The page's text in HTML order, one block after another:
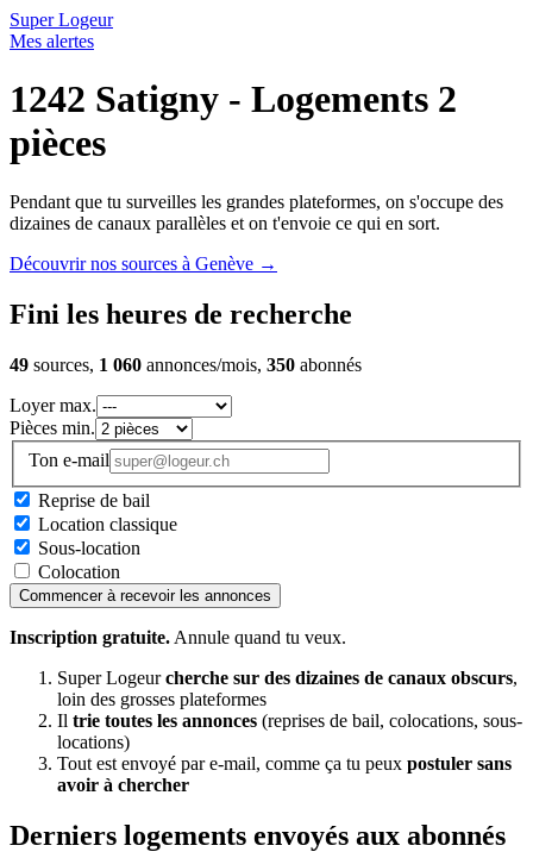
Super Logeur
Mes alertes
1242 Satigny - Logements 2
pièces
Pendant que tu surveilles les grandes plateformes, on s'occupe des
dizaines de canaux parallèles et on t'envoie ce qui en sort.
Découvrir nos sources à Genève →
Fini les heures de recherche
49 sources, 1 060 annonces/mois, 350 abonnés
Loyer max.
Pièces min.
Ton e-mail
Reprise de bail
Location classique
Sous-location
Colocation
Commencer à recevoir les annonces
Inscription gratuite. Annule quand tu veux.
Super Logeurcherche sur des dizaines de canaux obscurs,
loin des grosses plateformes
Il trie toutes les annonces (reprises de bail, colocations, sous-
locations)
Tout est envoyé par e-mail, comme ça tu peux postuler sans
avoir à chercher
Derniers logements envoyés aux abonnés